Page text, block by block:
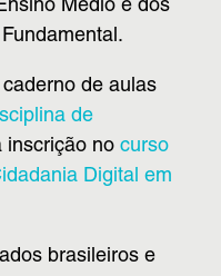
Médio e dos
de aulas
de
inscrição no curso
Digital em
brasileiros e